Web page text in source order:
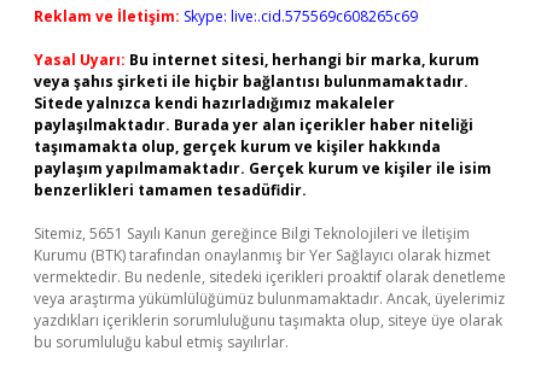
Reklam ve İletişim: Skype: live:.cid.575569c608265c69
Yasal Uyarı: Bu internet sitesi, herhangi bir marka, kurum
veya şahıs şirketi ile hiçbir bağlantısı bulunmamaktadır.
Sitede yalnızca kendi hazırladığımız makaleler
paylaşılmaktadır. Burada yer alan içerikler haber niteliği
taşımamakta olup, gerçek kurum ve kişiler hakkında
paylaşım yapılmamaktadır. Gerçek kurum ve kişiler ile isim
benzerlikleri tamamen tesadüfidir.
Sitemiz, 5651 Sayılı Kanun gereğince Bilgi Teknolojileri ve İletişim
Kurumu (BTK) tarafından onaylanmış bir Yer Sağlayıcı olarak hizmet
vermektedir. Bu nedenle, sitedeki içerikleri proaktif olarak denetleme
veya araştırma yükümlülüğümüz bulunmamaktadır. Ancak, üyelerimiz
yazdıkları içeriklerin sorumluluğunu taşımakta olup, siteye üye olarak
bu sorumluluğu kabul etmiş sayılırlar.